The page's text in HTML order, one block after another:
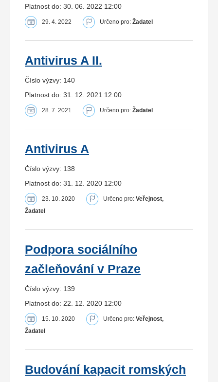
Platnost do: 30. 06. 2022 12:00
29. 4. 2022 Určeno pro: Žadatel
Antivirus A II.
Číslo výzvy: 140
Platnost do: 31. 12. 2021 12:00
28. 7. 2021 Určeno pro: Žadatel
Antivirus A
Číslo výzvy: 138
Platnost do: 31. 12. 2020 12:00
23. 10. 2020 Určeno pro: Veřejnost,
Žadatel
Podpora sociálního
začleňování v Praze
Číslo výzvy: 139
Platnost do: 22. 12. 2020 12:00
15. 10. 2020 Určeno pro: Veřejnost,
Žadatel
Budování kapacit romských